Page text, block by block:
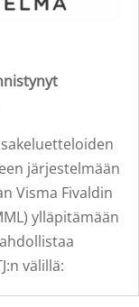
järjestelmään
Visma Fivaldin
ylläpitämään
välillä: